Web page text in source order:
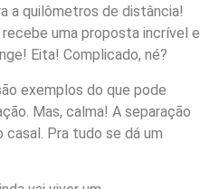
a quilômetros de distância!
recebe uma proposta incrível e
Eita! Complicado, né?
exemplos do que pode
Mas, calma! A separação
Pra tudo se dá um